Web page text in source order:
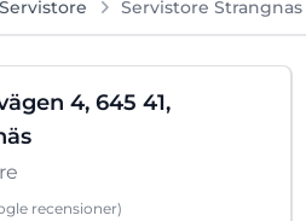
Servistore Servistore Strangnas
4, 645 41,
recensioner)